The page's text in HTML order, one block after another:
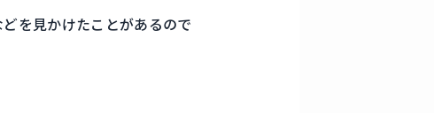
を見かけたことがあるので